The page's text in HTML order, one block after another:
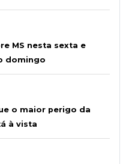
MS nesta sexta e
domingo
o maior perigo da
à vista